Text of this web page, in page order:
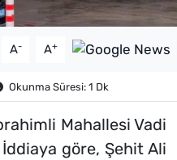
A- A+
Okunma Süresi: 1 Dk
Mahallesi Vadi
göre, Şehit Ali